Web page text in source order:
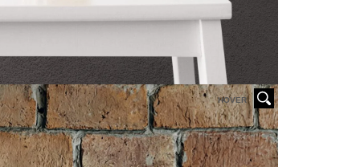
HOVER